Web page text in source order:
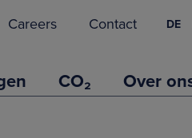
Careers Contact DE
CO₂ Over